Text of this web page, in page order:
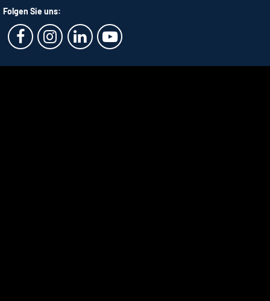
Folgen Sie uns: